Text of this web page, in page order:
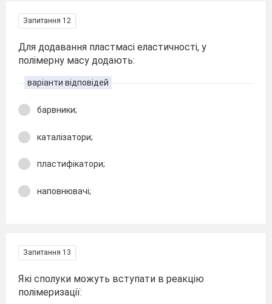
Запитання 12
Для додавання пластмасі еластичності, у
полімерну масу додають:
варіанти відповідей
барвники;
каталізатори;
пластифікатори;
наповнювачі;
Запитання 13
Які сполуки можуть вступати в реакцію
полімеризації: